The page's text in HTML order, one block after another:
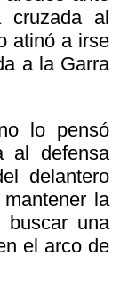
al
atinó a irse
a la Garra
lo pensó
al defensa
delantero
la
buscar una
el arco de